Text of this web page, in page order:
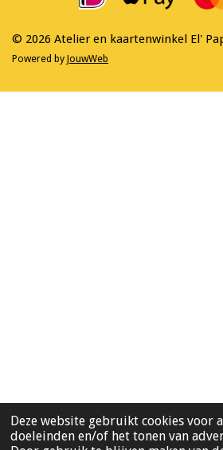
Deze website gebruikt cookies voor
doeleinden en/of het tonen van
m
© 2026 Atelier en kaartenwinkel El'
Powered by JouwWeb